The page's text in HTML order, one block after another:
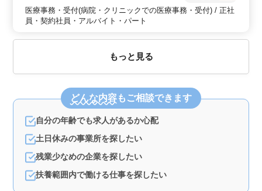
医療事務・受付(病院・クリニックでの医療事務・受付) / 正社
員・契約社員・アルバイト・パート
もっと見る
どんな内容もご相談できます
自分の年齢でも求人があるか心配
土日休みの事業所を探したい
残業少なめの企業を探したい
扶養範囲内で働ける仕事を探したい